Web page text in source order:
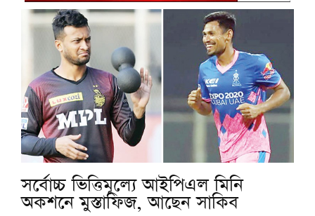
সর্বোচ্চ ভিত্তিমূল্যে আইপিএল মিনি
অকশনে মুস্তাফিজ, আছেন সাকিব